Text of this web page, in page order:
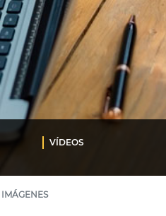
VÍDEOS
IMÁGENES